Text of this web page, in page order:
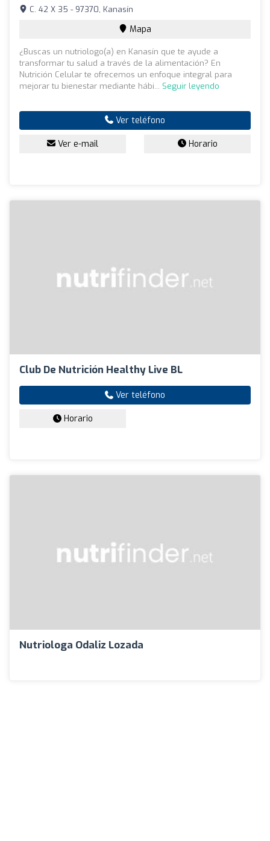
C. 42 X 35 - 97370, Kanasín
Mapa
¿Buscas un nutriologo(a) en Kanasín que te ayude a
transformar tu salud a través de la alimentación? En
Nutrición Celular te ofrecemos un enfoque integral para
mejorar tu bienestar mediante hábi... Seguir leyendo
Ver teléfono
Ver e-mail Horario
Club De Nutrición Healthy Live BL
Ver teléfono
Horario
Nutriologa Odaliz Lozada